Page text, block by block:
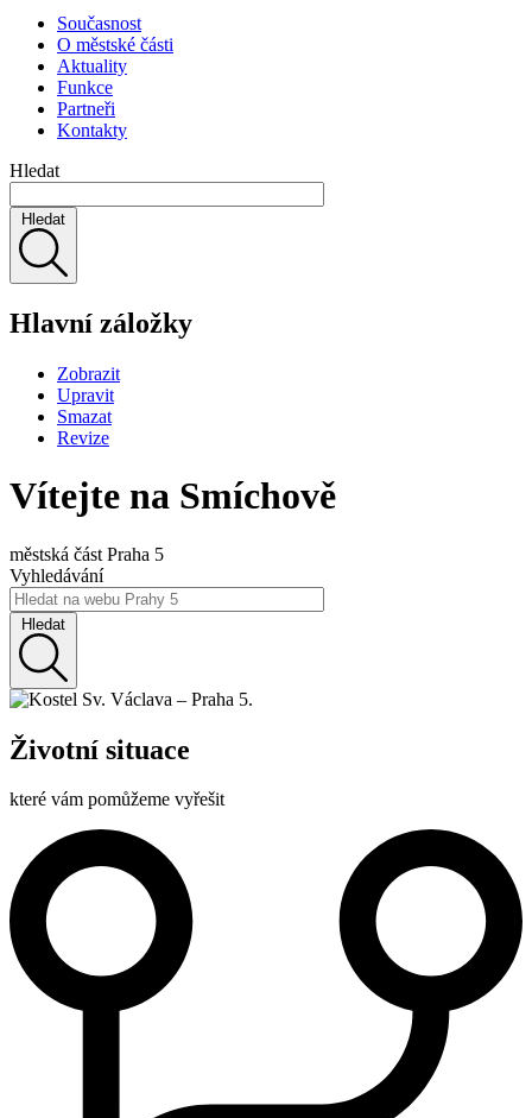
Současnost
O městské části
Aktuality
Funkce
Partneři
Kontakty
Hledat
Hledat
Hlavní záložky
Zobrazit
Upravit
Smazat
Revize
Vítejte na Smíchově
městská část Praha 5
Vyhledávání
Hledat
Životní situace
které vám pomůžeme vyřešit